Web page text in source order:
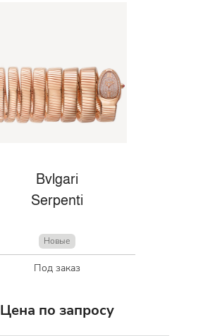
Bvlgari
Serpenti
Новые
Под заказ
Цена по запросу